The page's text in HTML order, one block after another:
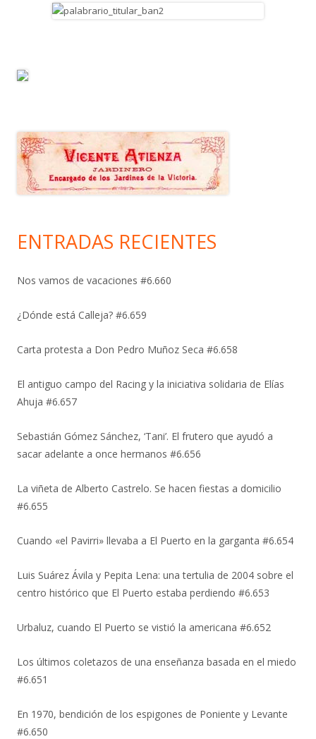
ENTRADAS RECIENTES
Nos vamos de vacaciones #6.660
¿Dónde está Calleja? #6.659
Carta protesta a Don Pedro Muñoz Seca #6.658
El antiguo campo del Racing y la iniciativa solidaria de Elías
Ahuja #6.657
Sebastián Gómez Sánchez, ‘Tani’. El frutero que ayudó a
sacar adelante a once hermanos #6.656
La viñeta de Alberto Castrelo. Se hacen fiestas a domicilio
#6.655
Cuando «el Pavirri» llevaba a El Puerto en la garganta #6.654
Luis Suárez Ávila y Pepita Lena: una tertulia de 2004 sobre el
centro histórico que El Puerto estaba perdiendo #6.653
Urbaluz, cuando El Puerto se vistió la americana #6.652
Los últimos coletazos de una enseñanza basada en el miedo
#6.651
En 1970, bendición de los espigones de Poniente y Levante
#6.650